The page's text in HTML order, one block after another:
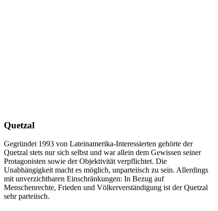
Quetzal
Gegründet 1993 von Lateinamerika-Interessierten gehörte der
Quetzal stets nur sich selbst und war allein dem Gewissen seiner
Protagonisten sowie der Objektivität verpflichtet. Die
Unabhängigkeit macht es möglich, unparteiisch zu sein. Allerdings
mit unverzichtbaren Einschränkungen: In Bezug auf
Menschenrechte, Frieden und Völkerverständigung ist der Quetzal
sehr parteiisch.